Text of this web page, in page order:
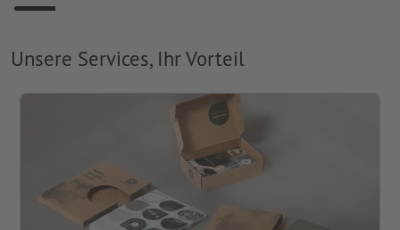
Unsere Services, Ihr Vorteil